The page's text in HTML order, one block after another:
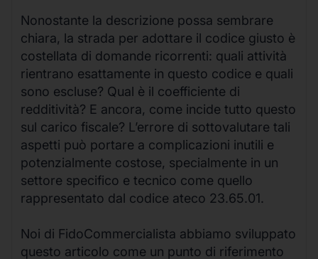
Nonostante la descrizione possa sembrare
chiara, la strada per adottare il codice giusto è
costellata di domande ricorrenti: quali attività
rientrano esattamente in questo codice e quali
sono escluse? Qual è il coefficiente di
redditività? E ancora, come incide tutto questo
sul carico fiscale? L’errore di sottovalutare tali
aspetti può portare a complicazioni inutili e
potenzialmente costose, specialmente in un
settore specifico e tecnico come quello
rappresentato dal codice ateco 23.65.01.
Noi di FidoCommercialista abbiamo sviluppato
questo articolo come un punto di riferimento